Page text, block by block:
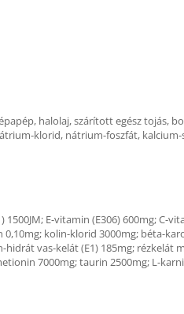
halolaj, szárított egész tojás,
klorid, nátrium-foszfát,
E-vitamin (E306) 600mg; C-
kolin-klorid 3000mg; béta-
vas-kelát (E1) 185mg; rézkelát
7000mg; taurin 2500mg; L-